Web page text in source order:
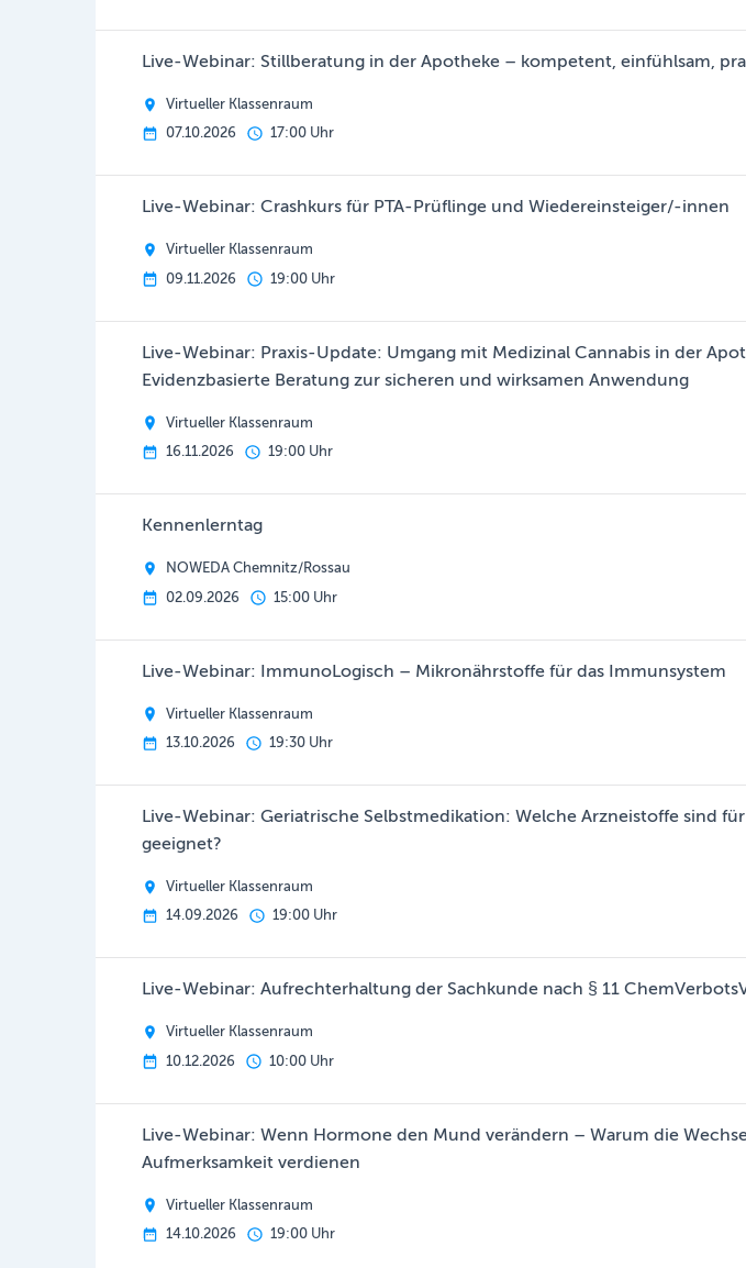
Live-Webinar: Stillberatung in der Apotheke – kompetent, einfühlsam,
Virtueller Klassenraum
07.10.2026
17:00 Uhr
Live-Webinar: Crashkurs für PTA-Prüflinge und Wiedereinsteiger/-innen
Virtueller Klassenraum
09.11.2026
19:00 Uhr
Live-Webinar: Praxis-Update: Umgang mit Medizinal Cannabis in der
Evidenzbasierte Beratung zur sicheren und wirksamen Anwendung
Virtueller Klassenraum
16.11.2026
19:00 Uhr
Kennenlerntag
NOWEDA Chemnitz/Rossau
02.09.2026
15:00 Uhr
Live-Webinar: ImmunoLogisch – Mikronährstoffe für das Immunsystem
Virtueller Klassenraum
13.10.2026
19:30 Uhr
Live-Webinar: Geriatrische Selbstmedikation: Welche Arzneistoffe sind
geeignet?
Virtueller Klassenraum
14.09.2026
19:00 Uhr
Live-Webinar: Aufrechterhaltung der Sachkunde nach § 11
Virtueller Klassenraum
10.12.2026
10:00 Uhr
Live-Webinar: Wenn Hormone den Mund verändern – Warum die
Aufmerksamkeit verdienen
Virtueller Klassenraum
14.10.2026
19:00 Uhr